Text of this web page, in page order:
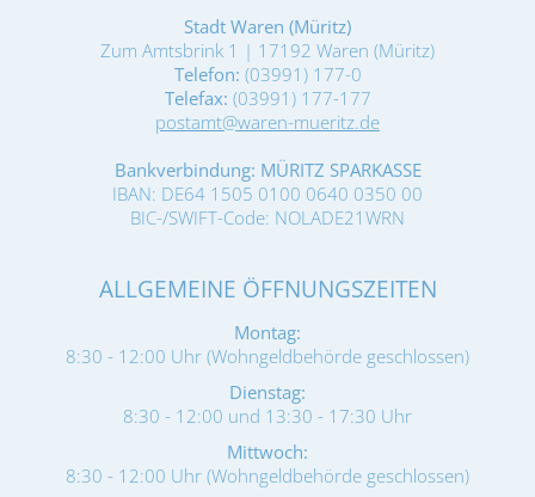
Stadt Waren (Müritz)
Zum Amtsbrink 1 | 17192 Waren (Müritz)
Telefon: (03991) 177-0
Telefax: (03991) 177-177
postamt@waren-mueritz.de
Bankverbindung: MÜRITZ SPARKASSE
IBAN: DE64 1505 0100 0640 0350 00
BIC-/SWIFT-Code: NOLADE21WRN
ALLGEMEINE ÖFFNUNGSZEITEN
Montag:
8:30 - 12:00 Uhr (Wohngeldbehörde geschlossen)
Dienstag:
8:30 - 12:00 und 13:30 - 17:30 Uhr
Mittwoch:
8:30 - 12:00 Uhr (Wohngeldbehörde geschlossen)